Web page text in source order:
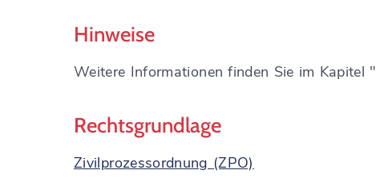
Hinweise
Weitere Informationen finden Sie im Kapitel "
Rechtsgrundlage
Zivilprozessordnung (ZPO)